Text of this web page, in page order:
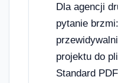
Dla agencji
pytanie
projektu do
Standard